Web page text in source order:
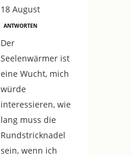
18 August
ANTWORTEN
Der
Seelenwärmer ist
eine Wucht, mich
würde
interessieren, wie
lang muss die
Rundstricknadel
sein, wenn ich